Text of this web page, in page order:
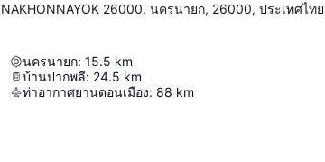
26000, นครนายก, 26000, ประเทศไทย
นครนายก: 15.5 km
บ้านปากพลี: 24.5 km
ท่าอากาศยานดอนเมือง: 88 km